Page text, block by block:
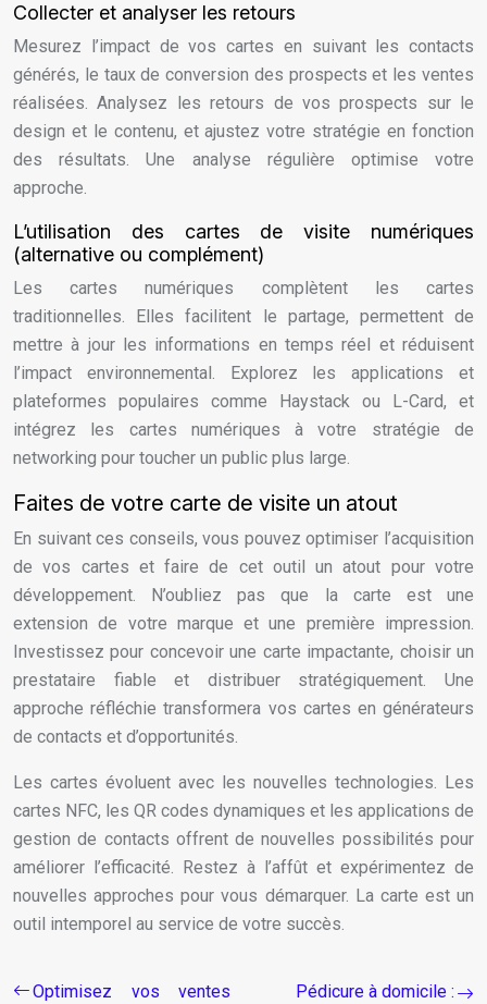
Collecter et analyser les retours
Mesurez l’impact de vos cartes en suivant les contacts
générés, le taux de conversion des prospects et les ventes
réalisées. Analysez les retours de vos prospects sur le
design et le contenu, et ajustez votre stratégie en fonction
des résultats. Une analyse régulière optimise votre
approche.
L’utilisation des cartes de visite numériques
(alternative ou complément)
Les cartes numériques complètent les cartes
traditionnelles. Elles facilitent le partage, permettent de
mettre à jour les informations en temps réel et réduisent
l’impact environnemental. Explorez les applications et
plateformes populaires comme Haystack ou L-Card, et
intégrez les cartes numériques à votre stratégie de
networking pour toucher un public plus large.
Faites de votre carte de visite un atout
En suivant ces conseils, vous pouvez optimiser l’acquisition
de vos cartes et faire de cet outil un atout pour votre
développement. N’oubliez pas que la carte est une
extension de votre marque et une première impression.
Investissez pour concevoir une carte impactante, choisir un
prestataire fiable et distribuer stratégiquement. Une
approche réfléchie transformera vos cartes en générateurs
de contacts et d’opportunités.
Les cartes évoluent avec les nouvelles technologies. Les
cartes NFC, les QR codes dynamiques et les applications de
gestion de contacts offrent de nouvelles possibilités pour
améliorer l’efficacité. Restez à l’affût et expérimentez de
nouvelles approches pour vous démarquer. La carte est un
outil intemporel au service de votre succès.
Optimisez vos ventes
Pédicure à domicile :